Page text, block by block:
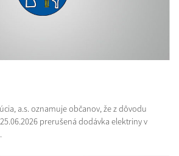
a.s. oznamuje občanov, že z dôvodu
prerušená dodávka elektriny v